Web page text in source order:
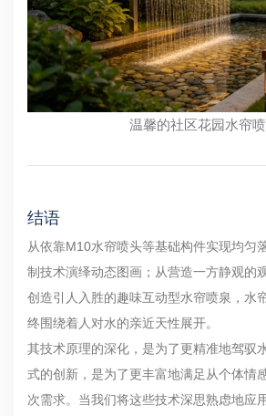
温馨的社区花园水帘
结语
从依靠M10水帘喷头等基础构件实现均匀
制技术演绎动态图画；从营造一方静观的
创造引人入胜的趣味互动型水帘喷泉，水
终围绕着人对水的亲近天性展开。
其技术原理的深化，是为了更精准地驾驭
式的创新，是为了更丰富地满足从个体情
次需求。当我们将这些技术深思熟虑地应